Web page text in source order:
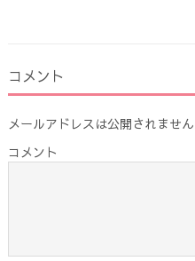
コメント
メールアドレスは公開されません
コメント